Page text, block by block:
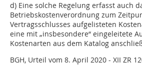
d) Eine solche Regelung erfasst auch
Betriebskostenverordnung zum
Vertragsschlusses aufgelisteten
eine mit „insbesondere“ eingeleitete
Kostenarten aus dem Katalog
BGH, Urteil vom 8. April 2020 - XII ZR